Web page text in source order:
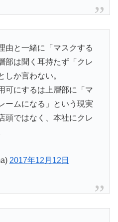
由と一緒に「マスクする
部は聞く耳持たず「クレ
しか言わない。
可にするは上層部に「マ
ームになる」という現実
頭ではなく、本社にクレ
2017年12月12日